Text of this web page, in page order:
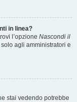
in linea?
l’opzione Nascondi il
agli amministratori e
stai vedendo potrebbe